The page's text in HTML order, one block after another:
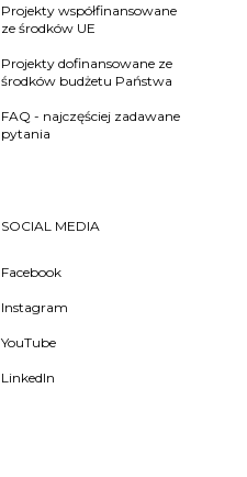
Projekty współfinansowane
ze środków UE
Projekty dofinansowane ze
środków budżetu Państwa
FAQ - najczęściej zadawane
pytania
SOCIAL MEDIA
Facebook
Instagram
YouTube
LinkedIn